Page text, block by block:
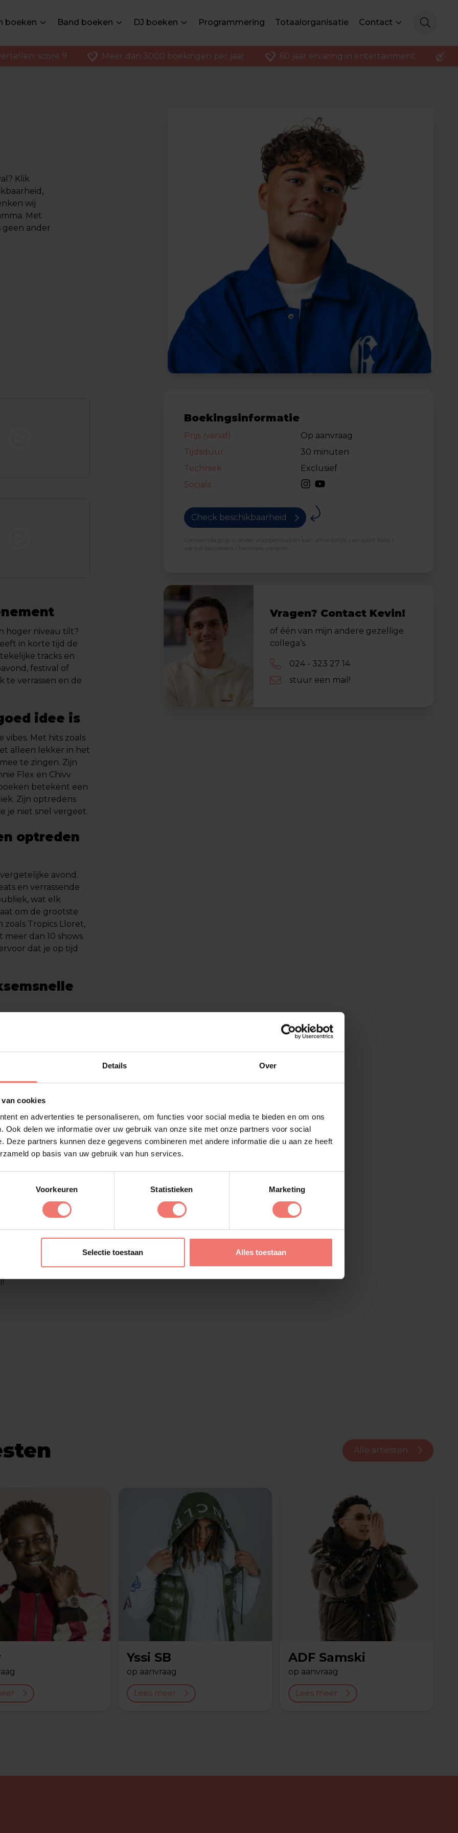
Details Over
cookies
en advertenties te personaliseren, om functies voor social media te bieden en om ons
Ook delen we informatie over uw gebruik van onze site met onze partners voor social
Deze partners kunnen deze gegevens combineren met andere informatie die u aan ze heeft
op basis van uw gebruik van hun services.
Voorkeuren Statistieken Marketing
Selectie toestaan Alles toestaan
boeken Band boeken DJ boeken Programmering Totaalorganisatie Contact
score 9 Meer dan 3000 boekingen per jaar 60 jaar ervaring in entertainment
Klik
wij
Met
geen ander
hoger niveau tilt?
in korte tijd de
tracks en
festival of
te verrassen en de
idee is
vibes. Met hits zoals
alleen lekker in het
te zingen. Zijn
Flex en Chivv
betekent een
Zijn optredens
je niet snel vergeet.
optreden
avond.
en verrassende
wat elk
om de grootste
Tropics Lloret,
dan 10 shows
dat je op tijd
met zijn
hitlijsten
carrière. In 2023
definitief vestigde.
ADF Samski,
een veelbelovend
opgedaan op
ArenA. Met een
clubs van
niveau
is de eerste
met ons op en
Zorg dat je er
Boekingsinformatie
Prijs (vanaf)
Op aanvraag
Tijdsduur
30 minuten
Techniek
Exclusief
Socials
Check beschikbaarheid
Genoemde prijs is onder voorbehoud en kan afhankelijk van soort feest /
aantal bezoekers / techniek variëren.
Vragen? Contact Kevin!
of één van mijn andere gezellige
collega’s.
024 - 323 27 14
stuur een mail!
Alle artiesten
Yssi SB
op aanvraag
Lees meer
ADF Samski
op aanvraag
Lees meer